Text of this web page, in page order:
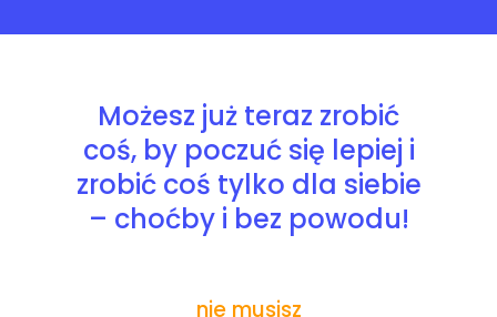
Możesz już teraz zrobić
coś, bypoczuć się lepiej i
zrobić coś tylko dla siebie
– choćby i bez powodu!
nie musisz